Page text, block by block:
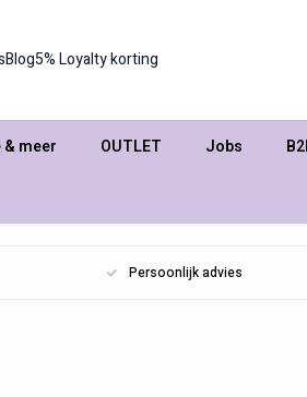
Blog5% Loyalty korting
meer OUTLET Jobs
Persoonlijk advies